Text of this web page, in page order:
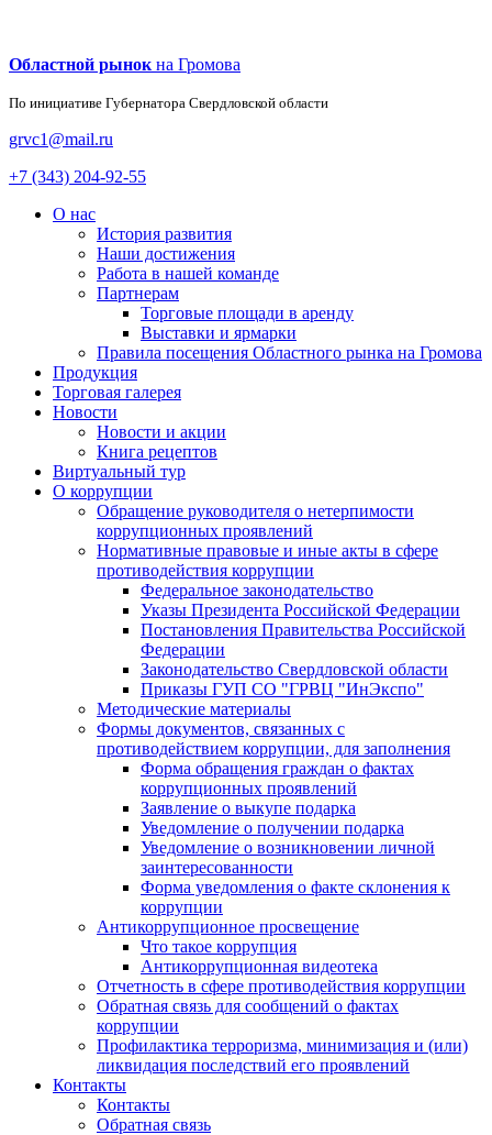
Областной рынок на Громова
По инициативе Губернатора Свердловской области
grvc1@mail.ru
+7 (343) 204-92-55
О нас
История развития
Наши достижения
Работа в нашей команде
Партнерам
Торговые площади в аренду
Выставки и ярмарки
Правила посещения Областного рынка на Громова
Продукция
Торговая галерея
Новости
Новости и акции
Книга рецептов
Виртуальный тур
О коррупции
Обращение руководителя о нетерпимости
коррупционных проявлений
Нормативные правовые и иные акты в сфере
противодействия коррупции
Федеральное законодательство
Указы Президента Российской Федерации
Постановления Правительства Российской
Федерации
Законодательство Свердловской области
Приказы ГУП СО "ГРВЦ "ИнЭкспо"
Методические материалы
Формы документов, связанных с
противодействием коррупции, для заполнения
Форма обращения граждан о фактах
коррупционных проявлений
Заявление о выкупе подарка
Уведомление о получении подарка
Уведомление о возникновении личной
заинтересованности
Форма уведомления о факте склонения к
коррупции
Антикоррупционное просвещение
Что такое коррупция
Антикоррупционная видеотека
Отчетность в сфере противодействия коррупции
Обратная связь для сообщений о фактах
коррупции
Профилактика терроризма, минимизация и (или)
ликвидация последствий его проявлений
Контакты
Контакты
Обратная связь